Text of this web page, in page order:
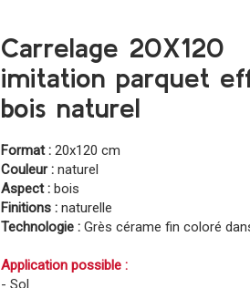
Carrelage 20X120
imitation parquet
bois naturel
Format : 20x120 cm
Couleur : naturel
Aspect : bois
Finitions : naturelle
Technologie : Grès cérame fin coloré
Application possible :
- Sol